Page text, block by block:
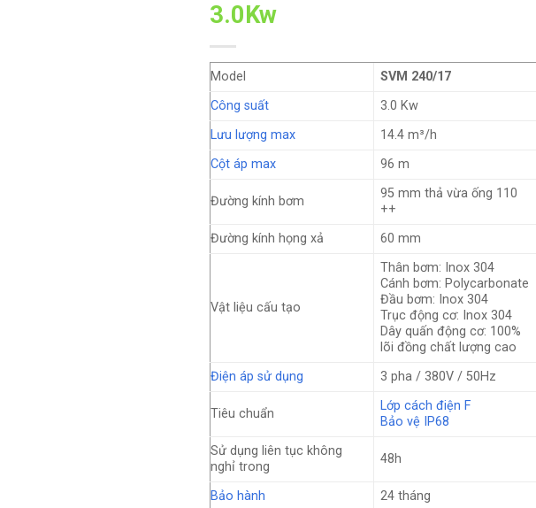
3.0Kw
Model
SVM 240/17
Công suất
3.0 Kw
Lưu lượng max
14.4 m³/h
Cột áp max
96 m
Đường kính bơm
95 mm thả vừa ống 110
++
Đường kính họng xả
60 mm
Vật liệu cấu tạo
Thân bơm: Inox 304
Cánh bơm: Polycarbonate
Đầu bơm: Inox 304
Trục động cơ: Inox 304
Dây quấn động cơ: 100%
lõi đồng chất lượng cao
Điện áp sử dụng
3 pha / 380V / 50Hz
Tiêu chuẩn
Lớp cách điện F
Bảo vệ IP68
Sử dụng liên tục không
nghỉ trong
48h
Bảo hành 24 tháng